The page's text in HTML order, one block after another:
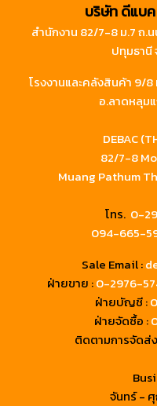
บริษัท ดีแบค
สำนักงาน 82/7-8 ม.7 ถ.
ปทุมธานี
โรงงานและคลังสินค้า 9/
อ.ลาดหลุม
DEBAC
82/7-8
Muang Pathum
โทร. 0-
094-665-
Sale Email :
ฝ่ายขาย :0-2976-
ฝ่ายบัญชี :
ฝ่ายจัดซื้อ :
ติดตามการจัดส่
จันทร์ -